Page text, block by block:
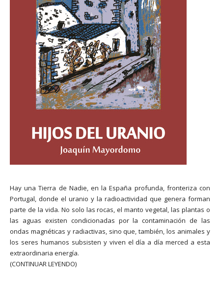
Hay una Tierra de Nadie, en la España profunda, fronteriza con
Portugal, donde el uranio y la radioactividad que genera forman
parte de la vida. No solo las rocas, el manto vegetal, las plantas o
las aguas existen condicionadas por la contaminación de las
ondas magnéticas y radiactivas, sino que, también, los animales y
los seres humanos subsisten y viven el día a día merced a esta
extraordinaria energía.
(CONTINUAR LEYENDO)